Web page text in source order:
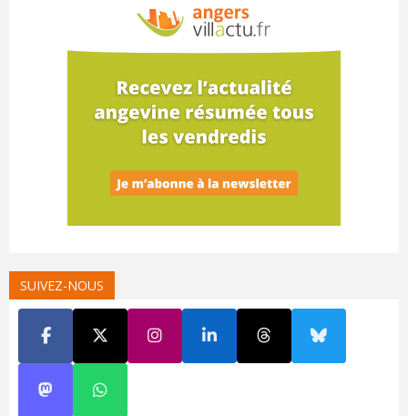
SUIVEZ-NOUS